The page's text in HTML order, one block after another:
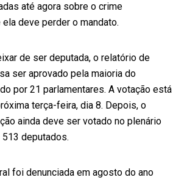
até agora sobre o crime
deve perder o mandato.
de ser deputada, o relatório de
ser aprovado pela maioria do
por 21 parlamentares. A votação está
terça-feira, dia 8. Depois, o
ainda deve ser votado no plenário
deputados.
foi denunciada em agosto do ano